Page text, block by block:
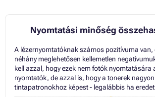
Nyomtatási minőség
A lézernyomtatóknak számos pozitívuma van,
néhány meglehetősen kellemetlen
kell azzal, hogy ezek nem fotók nyomtatására
nyomtatók, de azzal is, hogy a tonerek
tintapatronokhoz képest - legalábbis ha